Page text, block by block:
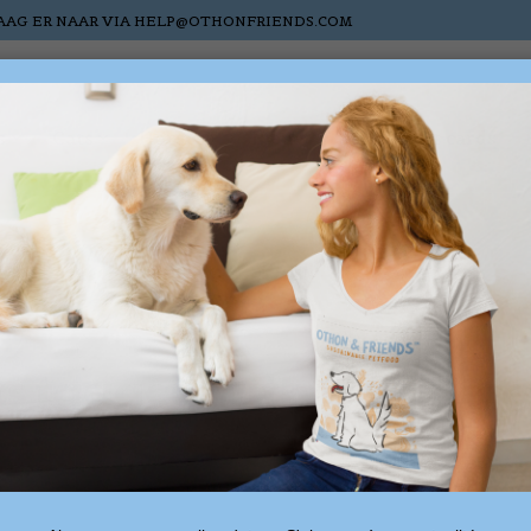
ER NAAR VIA HELP@OTHONFRIENDS.COM
Horses Nieuw Sale Gift cards
tagged with